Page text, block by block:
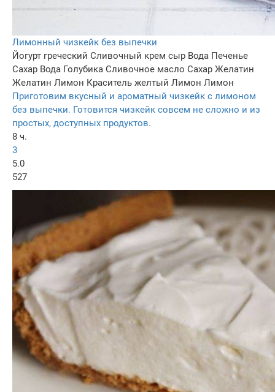
Лимонный чизкейк без выпечки
Йогурт греческий Сливочный крем сыр Вода Печенье
Сахар Вода Голубика Сливочное масло Сахар Желатин
Желатин Лимон Краситель желтый Лимон Лимон
Приготовим вкусный и ароматный чизкейк с лимоном
без выпечки. Готовится чизкейк совсем не сложно и из
простых, доступных продуктов.
8 ч.
3
5.0
527